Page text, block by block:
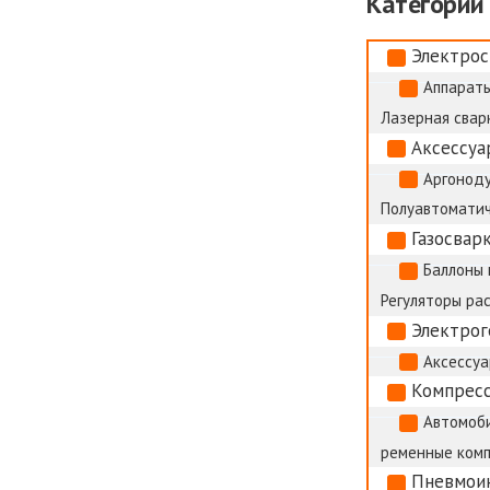
Лазерная
Баллоны
Регуляторы
ременные